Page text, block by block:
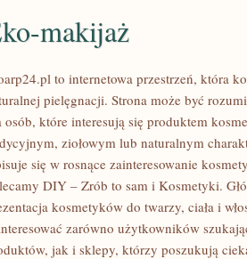
makijaż
to internetowa przestrzeń, która
pielęgnacji. Strona może być
osób, które interesują się produktem
ziołowym lub naturalnym
się w rosnące zainteresowanie
DIY – Zrób to sam i Kosmetyki.
kosmetyków do twarzy, ciała i
zarówno użytkowników
jak i sklepy, którzy poszukują